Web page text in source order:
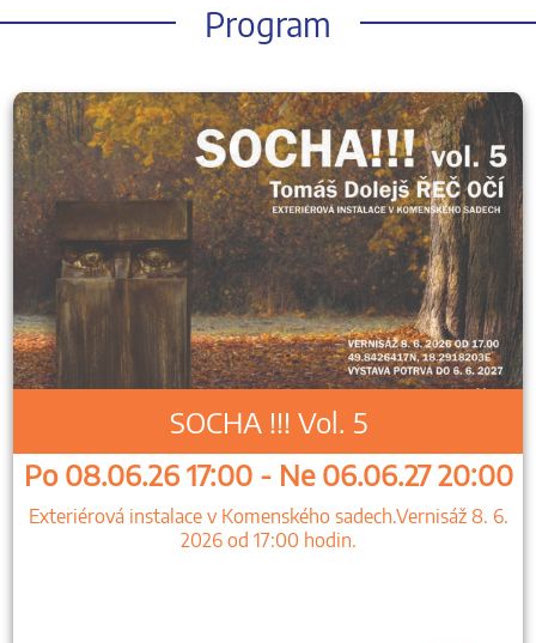
Program
SOCHA !!! Vol. 5
Po 08.06.26 17:00 - Ne 06.06.27 20:00
Exteriérová instalace v Komenského sadech.Vernisáž 8. 6.
2026 od 17:00 hodin.